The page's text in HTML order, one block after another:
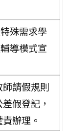
殊需求學
導模式宣
請假規則
假登記，
辦理。